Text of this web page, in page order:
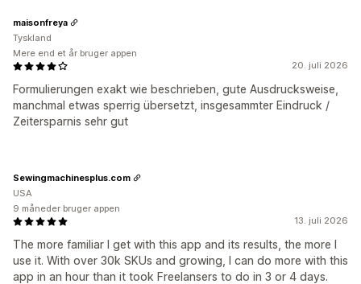
20. juli 2026
Formulierungen exakt wie beschrieben, gute Ausdrucksweise,
manchmal etwas sperrig übersetzt, insgesammter Eindruck /
Zeitersparnis sehr gut
maisonfreya
Tyskland
Mere end et år bruger appen
13. juli 2026
The more familiar I get with this app and its results, the more I
use it. With over 30k SKUs and growing, I can do more with this
app in an hour than it took Freelansers to do in 3 or 4 days.
Sewingmachinesplus.com
USA
9 måneder bruger appen